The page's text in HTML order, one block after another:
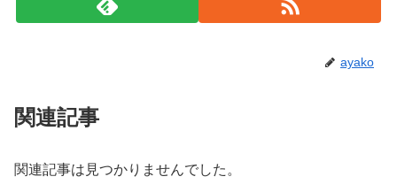
ayako
関連記事
関連記事は見つかりませんでした。